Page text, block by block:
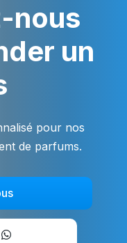
nous
un
pour nos
de parfums.